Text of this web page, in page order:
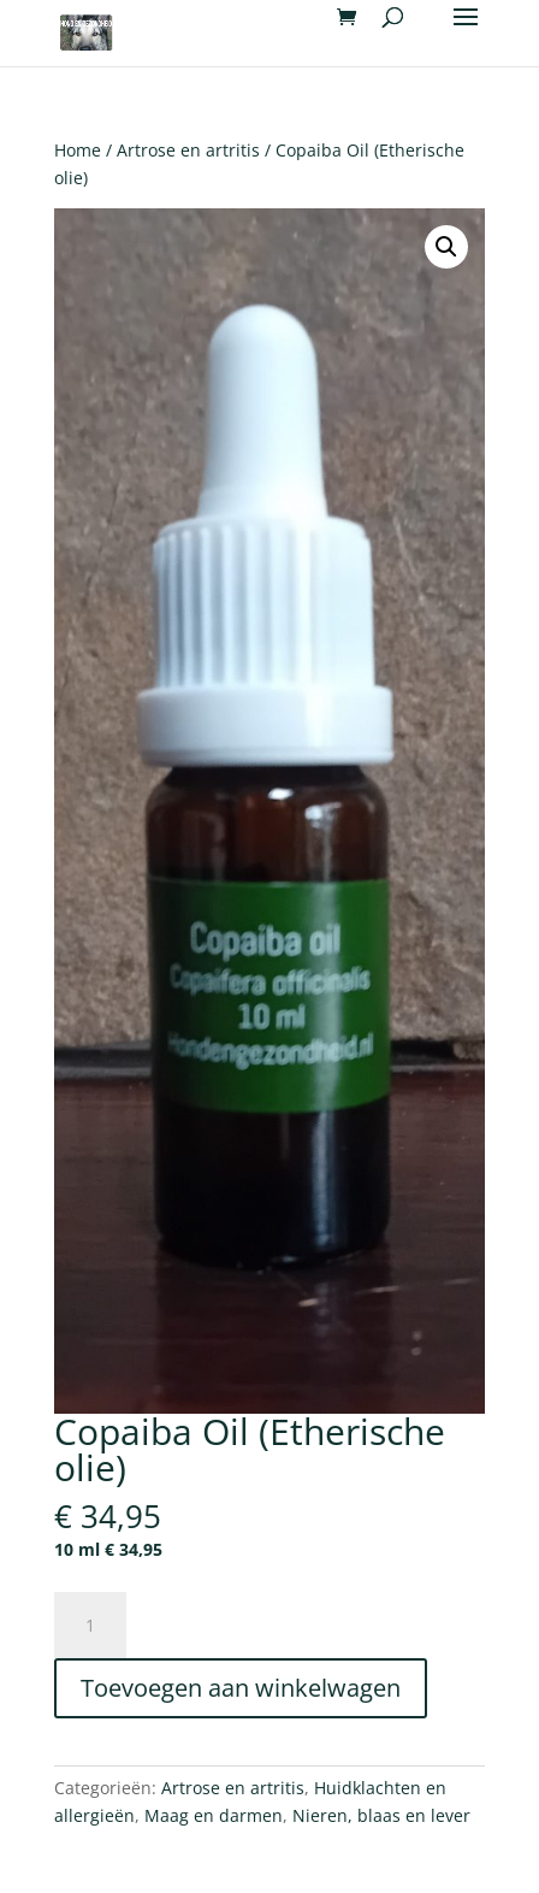
Home/ Artrose en artritis / Copaiba Oil (Etherische
olie)
Copaiba Oil (Etherische
olie)
€34,95
10 ml € 34,95
(Etherische
olie)
aantal
Toevoegen aan winkelwagen
Categorieën: Artrose en artritis, Huidklachten en
allergieën, Maag en darmen, Nieren, blaas en lever